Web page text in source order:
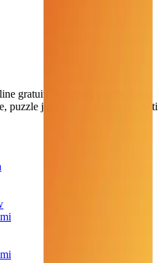
gratuiti per creare puzzle. Crea
puzzle jigsaw e nonogrammi, tutti